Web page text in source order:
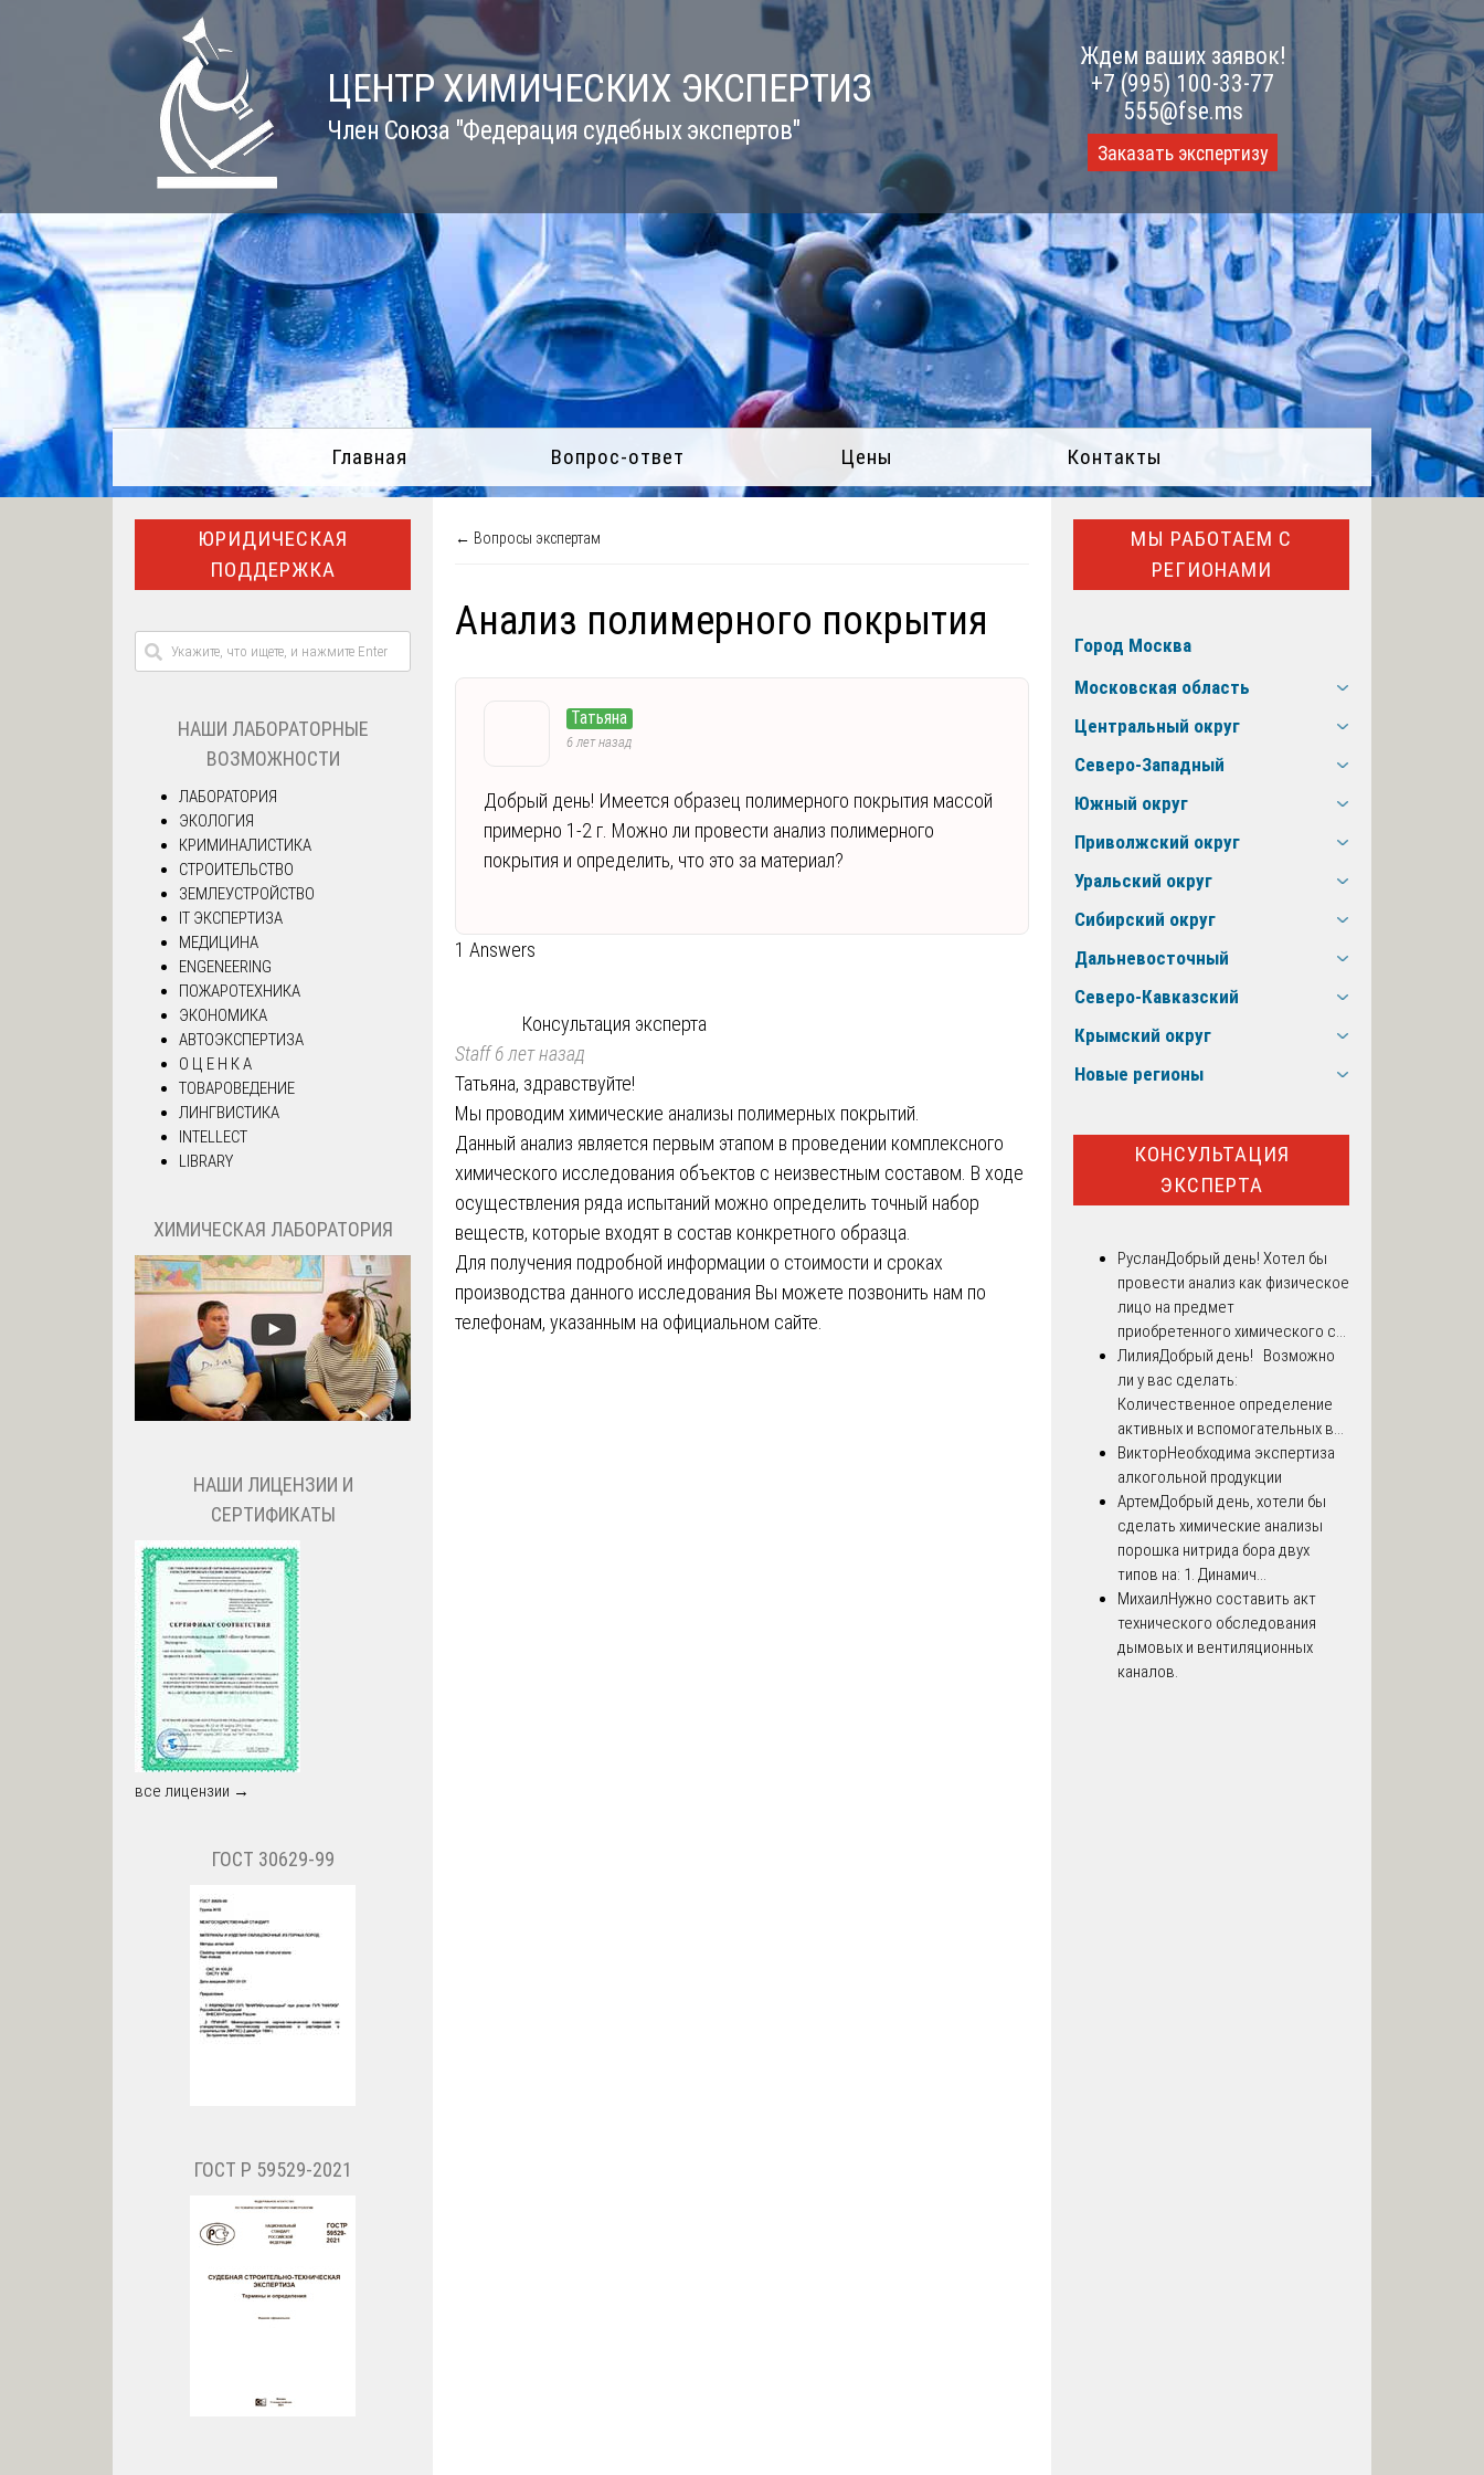
ЦЕНТР ХИМИЧЕСКИХ ЭКСПЕРТИЗ
Член Союза "Федерация судебных экспертов"
Ждем ваших заявок!
+7 (995) 100-33-77
555@fse.ms
Заказать экспертизу
Главная Вопрос-ответ Цены Контакты
← Вопросы экспертам
Анализ полимерного покрытия
Татьяна
6 лет назад
Добрый день! Имеется образец полимерного покрытия массой
примерно 1-2 г. Можно ли провести анализ полимерного
покрытия и определить, что это за материал?
1 Answers
Консультация эксперта
Staff6 лет назад
Татьяна, здравствуйте!
Мы проводим химические анализы полимерных покрытий.
Данный анализ является первым этапом в проведении комплексного
химического исследования объектов с неизвестным составом. В ходе
осуществления ряда испытаний можно определить точный набор
веществ, которые входят в состав конкретного образца.
Для получения подробной информации о стоимости и сроках
производства данного исследования Вы можете позвонить нам по
телефонам, указанным на официальном сайте.
ЮРИДИЧЕСКАЯ
ПОДДЕРЖКА
НАШИ ЛАБОРАТОРНЫЕ
ВОЗМОЖНОСТИ
ЛАБОРАТОРИЯ
ЭКОЛОГИЯ
КРИМИНАЛИСТИКА
СТРОИТЕЛЬСТВО
ЗЕМЛЕУСТРОЙСТВО
IT ЭКСПЕРТИЗА
МЕДИЦИНА
ENGENEERING
ПОЖАРОТЕХНИКА
ЭКОНОМИКА
АВТОЭКСПЕРТИЗА
О Ц Е Н К А
ТОВАРОВЕДЕНИЕ
ЛИНГВИСТИКА
INTELLECT
LIBRARY
ХИМИЧЕСКАЯ ЛАБОРАТОРИЯ
НАШИ ЛИЦЕНЗИИ И
СЕРТИФИКАТЫ
все лицензии →
ГОСТ 30629-99
ГОСТ Р 59529-2021
МЫ РАБОТАЕМ С
РЕГИОНАМИ
Город Москва
Московская область
Центральный округ
Северо-Западный
Южный округ
Приволжский округ
Уральский округ
Сибирский округ
Дальневосточный
Северо-Кавказский
Крымский округ
Новые регионы
КОНСУЛЬТАЦИЯ
ЭКСПЕРТА
РусланДобрый день! Хотел бы
провести анализ как физическое
лицо на предмет
приобретенного химического с...
ЛилияДобрый день! Возможно
ли у вас сделать:
Количественное определение
активных и вспомогательных в...
ВикторНеобходима экспертиза
алкогольной продукции
АртемДобрый день, хотели бы
сделать химические анализы
порошка нитрида бора двух
типов на: 1. Динамич...
МихаилНужно составить акт
технического обследования
дымовых и вентиляционных
каналов.